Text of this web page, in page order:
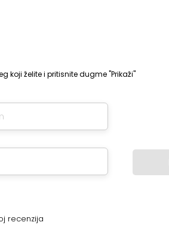
koji želite i pritisnite dugme "Prikaži"
recenzija